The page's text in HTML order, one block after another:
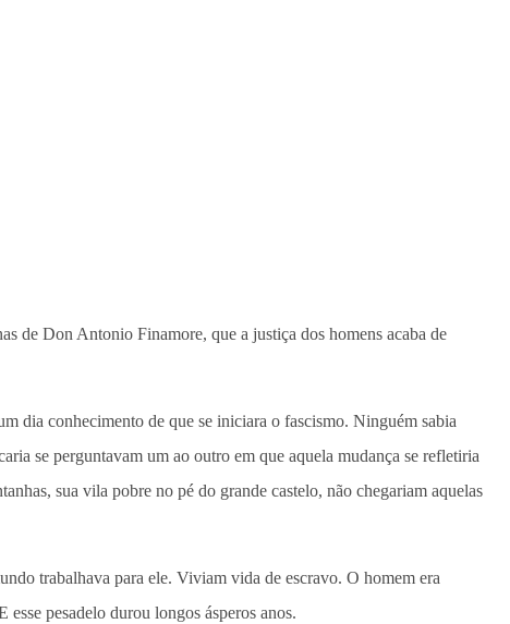
de Don Antonio Finamore, que a justiça dos homens acaba de
dia conhecimento de que se iniciara o fascismo. Ninguém sabia
se perguntavam um ao outro em que aquela mudança se refletiria
sua vila pobre no pé do grande castelo, não chegariam aquelas
trabalhava para ele. Viviam vida de escravo. O homem era
pesadelo durou longos ásperos anos.